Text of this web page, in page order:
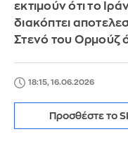
εκτιμούν ότι το
διακόπτει
Στενό του Ορμούζ
18:15, 16.06.2026
Προσθέστε το